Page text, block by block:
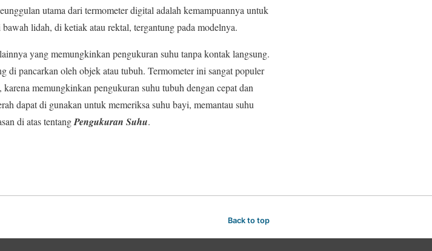
utama dari termometer digital adalah kemampuannya untuk
lidah, di ketiak atau rektal, tergantung pada modelnya.
yang memungkinkan pengukuran suhu tanpa kontak langsung.
di pancarkan oleh objek atau tubuh. Termometer ini sangat populer
memungkinkan pengukuran suhu tubuh dengan cepat dan
dapat di gunakan untuk memeriksa suhu bayi, memantau suhu
di atas tentangPengukuran Suhu.
Back to top